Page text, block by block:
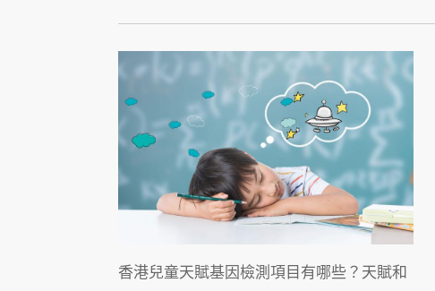
香港兒童天賦基因檢測項目有哪些？天賦和